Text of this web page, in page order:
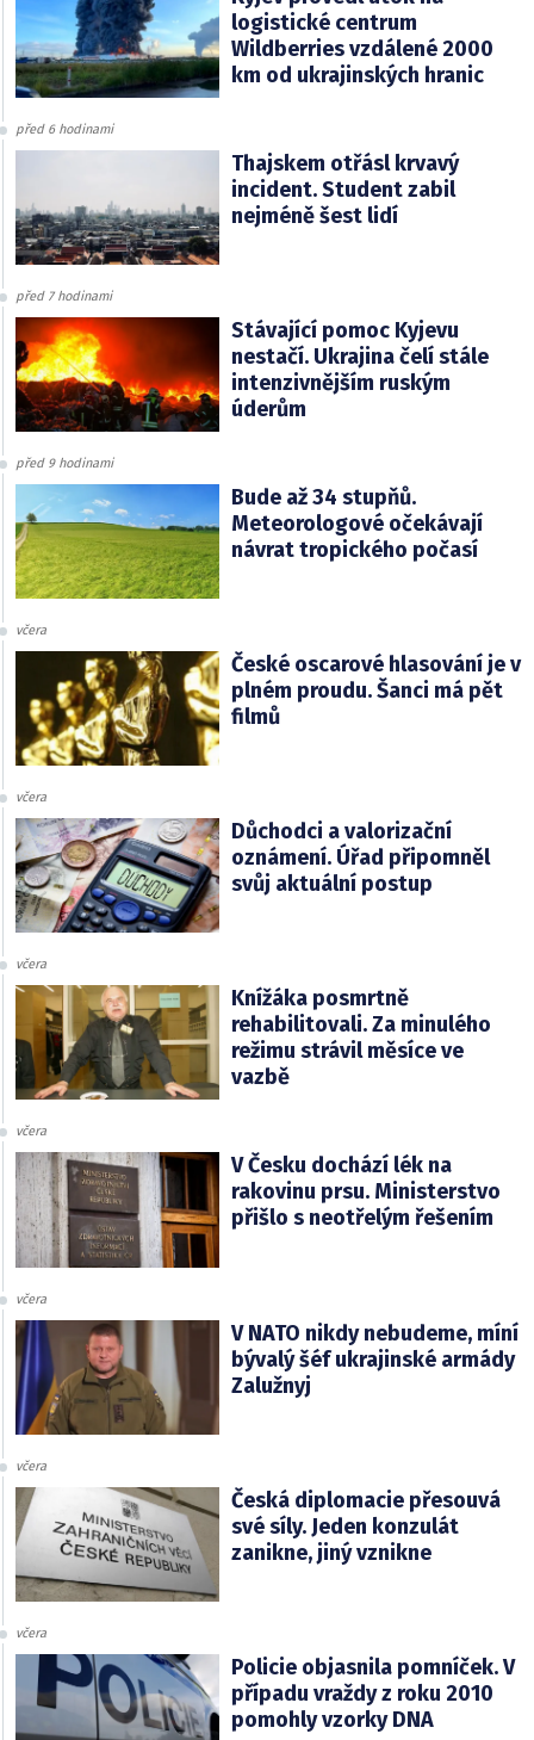
logistické centrum
Wildberries vzdálené 2000
km od ukrajinských hranic
před 6 hodinami
Thajskem otřásl krvavý
incident. Student zabil
nejméně šest lidí
před 7 hodinami
Stávající pomoc Kyjevu
nestačí. Ukrajina čelí stále
intenzivnějším ruským
úderům
před 9 hodinami
Bude až 34 stupňů.
Meteorologové očekávají
návrat tropického počasí
včera
České oscarové hlasování je v
plném proudu. Šanci má pět
filmů
včera
Důchodci a valorizační
oznámení. Úřad připomněl
svůj aktuální postup
včera
Knížáka posmrtně
rehabilitovali. Za minulého
režimu strávil měsíce ve
vazbě
včera
V Česku dochází lék na
rakovinu prsu. Ministerstvo
přišlo s neotřelým řešením
včera
V NATO nikdy nebudeme, míní
bývalý šéf ukrajinské armády
Zalužnyj
včera
Česká diplomacie přesouvá
své síly. Jeden konzulát
zanikne, jiný vznikne
včera
Policie objasnila pomníček. V
případu vraždy z roku 2010
pomohly vzorky DNA